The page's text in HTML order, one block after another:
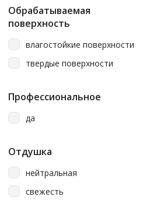
Обрабатываемая
поверхность
влагостойкие поверхности
твердые поверхности
Профессиональное
да
Отдушка
нейтральная
свежесть